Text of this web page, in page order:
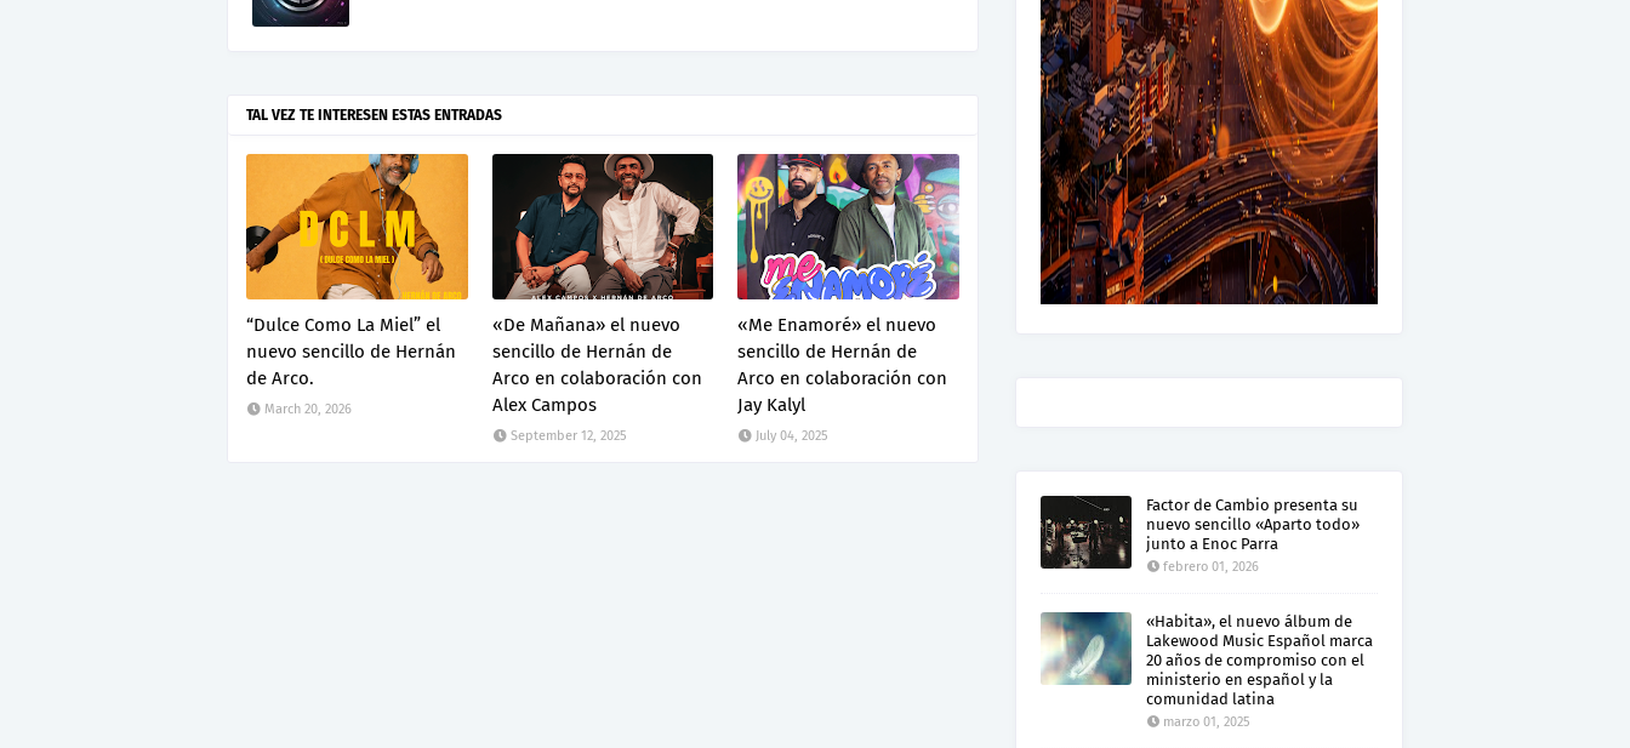
TAL VEZ TE INTERESEN ESTAS ENTRADAS
“Dulce Como La Miel” el
nuevo sencillo de Hernán
de Arco.
March 20, 2026
«De Mañana» el nuevo
sencillo de Hernán de
Arco en colaboración con
Alex Campos
September 12, 2025
«Me Enamoré» el nuevo
sencillo de Hernán de
Arco en colaboración con
Jay Kalyl
July 04, 2025
Factor de Cambio presenta su
nuevo sencillo «Aparto todo»
junto a Enoc Parra
febrero 01, 2026
«Habita», el nuevo álbum de
Lakewood Music Español marca
20 años de compromiso con el
ministerio en español y la
comunidad latina
marzo 01, 2025